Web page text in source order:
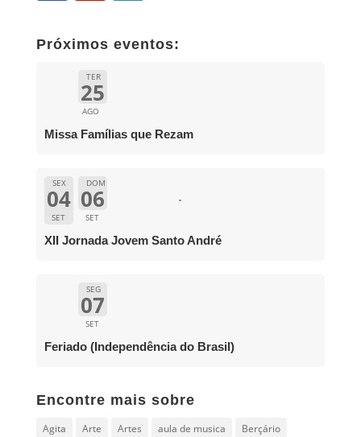
Próximos eventos:
TER
25
AGO
Missa Famílias que Rezam
SEX
04
SET
DOM
06
SET
XII Jornada Jovem Santo André
SEG
07
SET
Feriado (Independência do Brasil)
Encontre mais sobre
Agita Arte Artes aula de musica
Berçário